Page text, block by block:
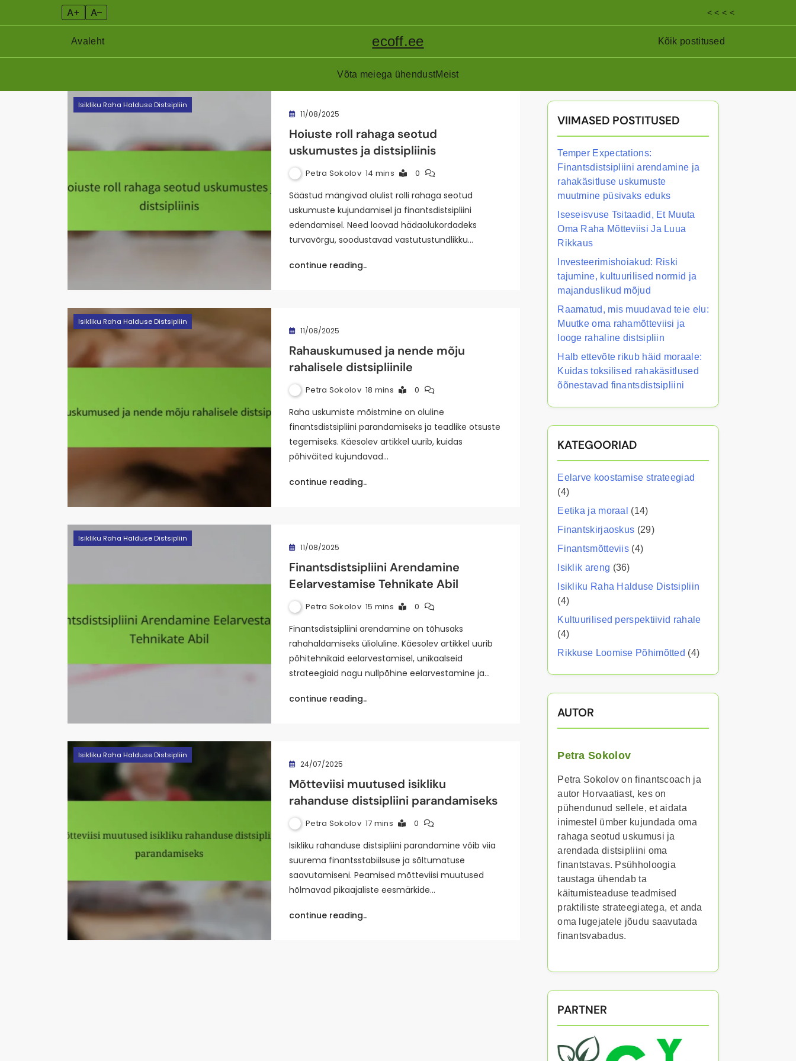
A+ A– < < < <
Avaleht ecoff.ee Kõik postitused
Võta meiega ühendustMeist
Isikliku Raha Halduse Distsipliin
11/08/2025
Hoiuste roll rahaga seotud
uskumustes ja distsipliinis
Petra Sokolov 14 mins 0
Säästud mängivad olulist rolli rahaga seotud
uskumuste kujundamisel ja finantsdistsipliini
edendamisel. Need loovad hädaolukordadeks
turvavõrgu, soodustavad vastutustundlikku…
continue reading..
Isikliku Raha Halduse Distsipliin
11/08/2025
Rahauskumused ja nende mõju
rahalisele distsipliinile
Petra Sokolov 18 mins 0
Raha uskumiste mõistmine on oluline
finantsdistsipliini parandamiseks ja teadlike otsuste
tegemiseks. Käesolev artikkel uurib, kuidas
põhiväited kujundavad…
continue reading..
Isikliku Raha Halduse Distsipliin
11/08/2025
Finantsdistsipliini Arendamine
Eelarvestamise Tehnikate Abil
Petra Sokolov 15 mins 0
Finantsdistsipliini arendamine on tõhusaks
rahahaldamiseks ülioluline. Käesolev artikkel uurib
põhitehnikaid eelarvestamisel, unikaalseid
strateegiaid nagu nullpõhine eelarvestamine ja…
continue reading..
Isikliku Raha Halduse Distsipliin
24/07/2025
Mõtteviisi muutused isikliku
rahanduse distsipliini parandamiseks
Petra Sokolov 17 mins 0
Isikliku rahanduse distsipliini parandamine võib viia
suurema finantsstabiilsuse ja sõltumatuse
saavutamiseni. Peamised mõtteviisi muutused
hõlmavad pikaajaliste eesmärkide…
continue reading..
VIIMASED POSTITUSED
Temper Expectations:
Finantsdistsipliini arendamine ja
rahakäsitluse uskumuste
muutmine püsivaks eduks
Iseseisvuse Tsitaadid, Et Muuta
Oma Raha Mõtteviisi Ja Luua
Rikkaus
Investeerimishoiakud: Riski
tajumine, kultuurilised normid ja
majanduslikud mõjud
Raamatud, mis muudavad teie elu:
Muutke oma rahamõtteviisi ja
looge rahaline distsipliin
Halb ettevõte rikub häid moraale:
Kuidas toksilised rahakäsitlused
õõnestavad finantsdistsipliini
KATEGOORIAD
Eelarve koostamise strateegiad
(4)
Eetika ja moraal
(14)
Finantskirjaoskus (29)
Finantsmõtteviis (4)
Isiklik areng (36)
Isikliku Raha Halduse Distsipliin
(4)
Kultuurilised perspektiivid rahale
(4)
Rikkuse Loomise Põhimõtted (4)
AUTOR
Petra Sokolov
Petra Sokolov on finantscoach ja
autor Horvaatiast, kes on
pühendunud sellele, et aidata
inimestel ümber kujundada oma
rahaga seotud uskumusi ja
arendada distsipliini oma
finantstavas. Psühholoogia
taustaga ühendab ta
käitumisteaduse teadmised
praktiliste strateegiatega, et anda
oma lugejatele jõudu saavutada
finantsvabadus.
PARTNER